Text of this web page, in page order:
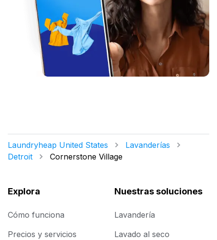
Laundryheap United States
Lavanderías
Detroit
Cornerstone Village
Explora
Cómo funciona
Precios y servicios
Nuestras soluciones
Lavandería
Lavado al seco